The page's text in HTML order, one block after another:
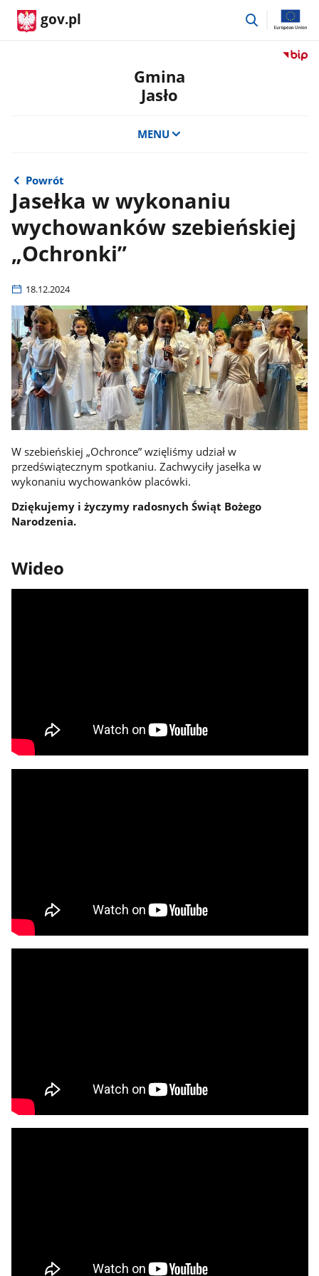
gov.pl
przejdź
Przejdź
Gmina
Jasło
MENU
Powrót
Jasełka w wykonaniu
wychowanków szebieńskiej
„Ochronki”
18.12.2024
W szebieńskiej „Ochronce” wzięliśmy udział w
przedświątecznym spotkaniu. Zachwyciły jasełka w
wykonaniu wychowanków placówki.
Dziękujemy i życzymy radosnych Świąt Bożego
Narodzenia.
Wideo